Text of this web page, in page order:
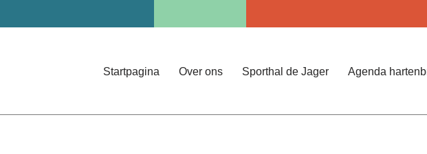
Startpagina Over ons Sporthal de Jager Agenda